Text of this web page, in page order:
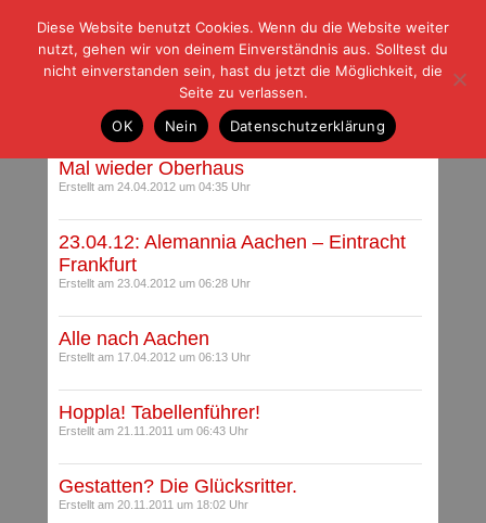
| | |BLOG-GFußball und der Rest
HOME|REGELN|IMPRESSUM |DATENSCHUTZ
Beiträge mit Schlagwort: Aachen
Mal wieder Oberhaus
Erstellt am 24.04.2012 um 04:35 Uhr
23.04.12: Alemannia Aachen – Eintracht
Frankfurt
Erstellt am 23.04.2012 um 06:28 Uhr
Alle nach Aachen
Erstellt am 17.04.2012 um 06:13 Uhr
Hoppla! Tabellenführer!
Erstellt am 21.11.2011 um 06:43 Uhr
Gestatten? Die Glücksritter.
Erstellt am 20.11.2011 um 18:02 Uhr
Diese Website benutzt Cookies. Wenn du die Website weiter
nutzt, gehen wir von deinem Einverständnis aus. Solltest du
nicht einverstanden sein, hast du jetzt die Möglichkeit, die
Seite zu verlassen.
OK
Nein Datenschutzerklärung